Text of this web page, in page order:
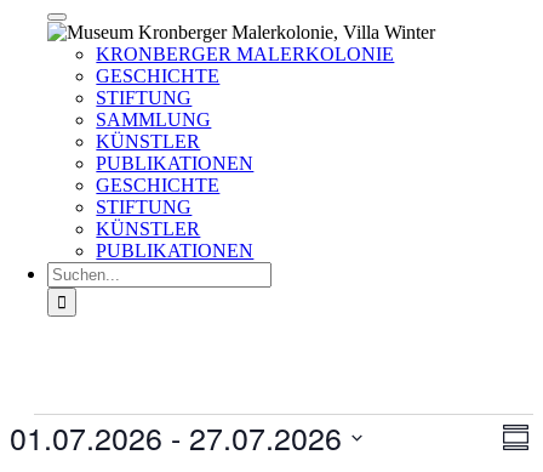
KRONBERGER MALERKOLONIE
GESCHICHTE
STIFTUNG
SAMMLUNG
KÜNSTLER
PUBLIKATIONEN
GESCHICHTE
STIFTUNG
KÜNSTLER
PUBLIKATIONEN
Suche
nach:
Veranstaltungen
01.07.2026 - 27.07.2026